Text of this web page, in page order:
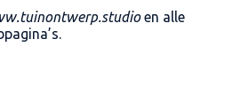
en alle